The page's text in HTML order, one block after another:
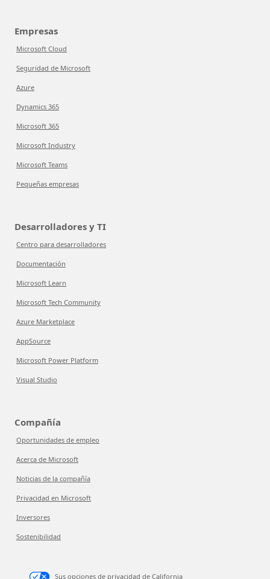
Empresas
Microsoft Cloud
Seguridad de Microsoft
Azure
Dynamics 365
Microsoft 365
Microsoft Industry
Microsoft Teams
Pequeñas empresas
Desarrolladores y TI
Centro para desarrolladores
Documentación
Microsoft Learn
Microsoft Tech Community
Azure Marketplace
AppSource
Microsoft Power Platform
Visual Studio
Compañía
Oportunidades de empleo
Acerca de Microsoft
Noticias de la compañía
Privacidad en Microsoft
Inversores
Sostenibilidad
Sus opciones de privacidad de California